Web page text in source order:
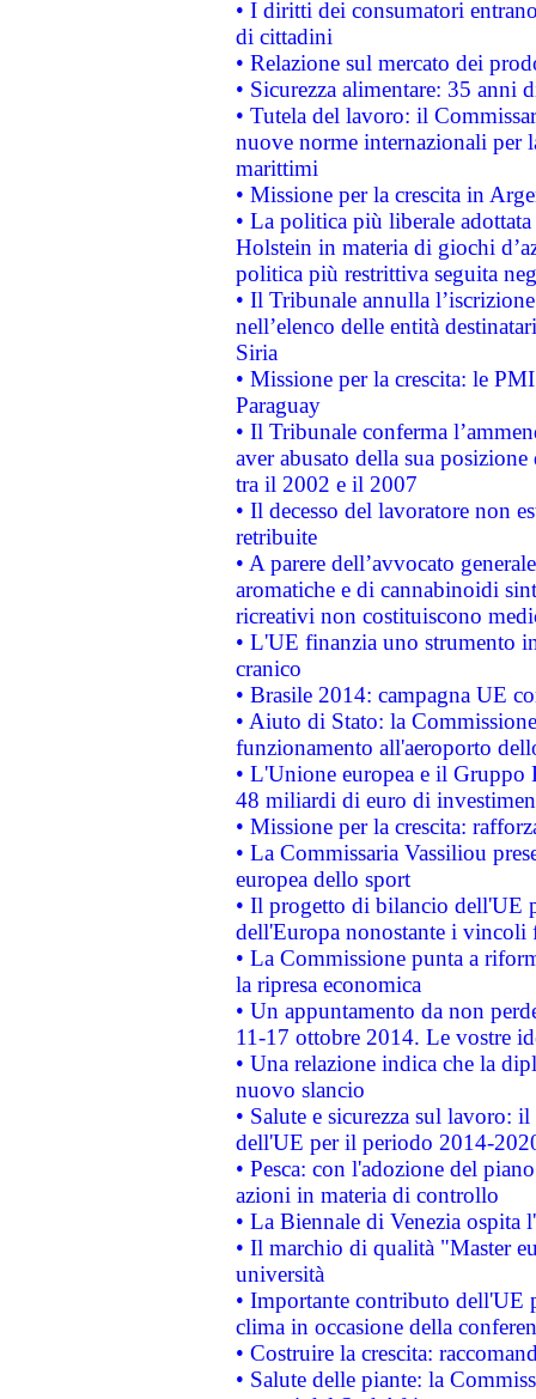
• I diritti dei consumatori
di cittadini
• Relazione sul mercato dei
• Sicurezza alimentare: 35 anni
• Tutela del lavoro: il
nuove norme internazionali per
marittimi
• Missione per la crescita in
• La politica più liberale
Holstein in materia di giochi
politica più restrittiva seguita
• Il Tribunale annulla
nell’elenco delle entità
Siria
• Missione per la crescita: le
Paraguay
• Il Tribunale conferma
aver abusato della sua
tra il 2002 e il 2007
• Il decesso del lavoratore non
retribuite
• A parere dell’avvocato
aromatiche e di cannabinoidi
ricreativi non costituiscono
• L'UE finanzia uno strumento
cranico
• Brasile 2014: campagna UE
• Aiuto di Stato: la
funzionamento all'aeroporto
• L'Unione europea e il
48 miliardi di euro di
• Missione per la crescita:
• La Commissaria Vassiliou
europea dello sport
• Il progetto di bilancio dell'UE
dell'Europa nonostante i vincoli
• La Commissione punta a
la ripresa economica
• Un appuntamento da non
11-17 ottobre 2014. Le vostre
• Una relazione indica che la
nuovo slancio
• Salute e sicurezza sul lavoro:
dell'UE per il periodo 2014-
• Pesca: con l'adozione del
azioni in materia di controllo
• La Biennale di Venezia ospita
• Il marchio di qualità "Master
università
• Importante contributo dell'UE
clima in occasione della
• Costruire la crescita:
• Salute delle piante: la